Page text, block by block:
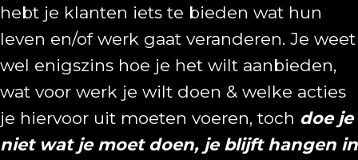
hebt je klanten iets te bieden wat hun
leven en/of werk gaat veranderen. Je weet
wel enigszins hoe je het wilt aanbieden,
wat voor werk je wilt doen & welke acties
je hiervoor uit moeten voeren, toch doe je
niet wat je moet doen, je blijft hangen in